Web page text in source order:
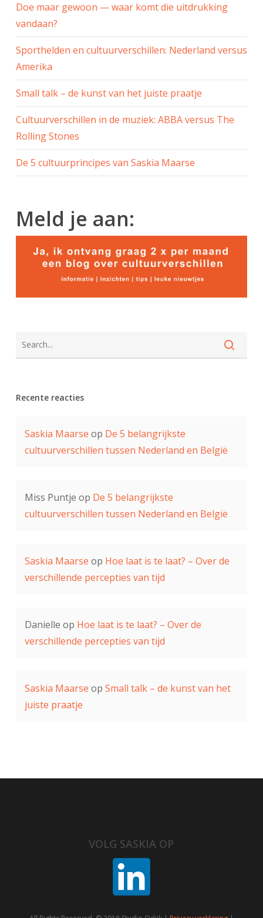
Doe maar gewoon — waar komt die uitdrukking
vandaan?
Sporthelden en cultuurverschillen: Nederland versus
Amerika
Small talk – de kunst van het juiste praatje
Cultuurverschillen in de muziek: ABBA versus The
Rolling Stones
De 5 cultuurprincipes van Saskia Maarse
Meld je aan:
Recente reacties
Saskia Maarse op De 5 belangrijkste
cultuurverschillen tussen Nederland en België
Miss Puntje op De 5 belangrijkste
cultuurverschillen tussen Nederland en België
Saskia Maarse op Hoe laat is te laat? – Over de
verschillende percepties van tijd
Danielle op Hoe laat is te laat? – Over de
verschillende percepties van tijd
Saskia Maarse op Small talk – de kunst van het
juiste praatje
VOLG SASKIA OP